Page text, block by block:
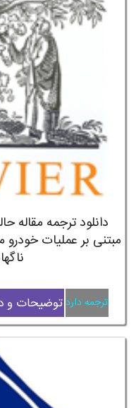
دانلود ترجمه
مبتنی بر عملیات
ترجمه دارد توضیحات و